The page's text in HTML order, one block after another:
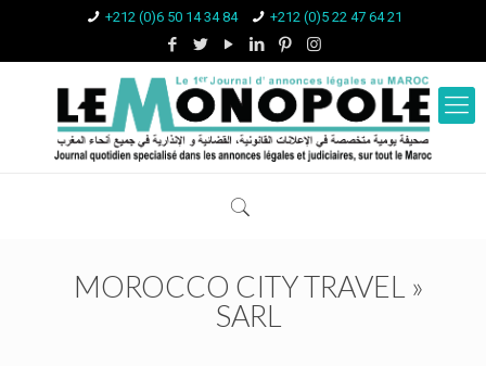
+212 (0)6 50 14 34 84 +212 (0)5 22 47 64 21
MOROCCO CITY TRAVEL »
SARL